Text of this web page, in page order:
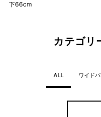
下66cm
カテゴリ
ALL ワイド